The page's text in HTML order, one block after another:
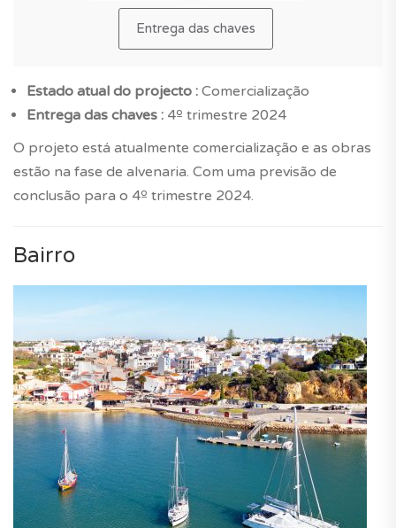
Entrega das chaves
Estado atual do projecto : Comercialização
Entrega das chaves : 4º trimestre 2024
O projeto está atualmente comercialização e as obras
estão na fase de alvenaria. Com uma previsão de
conclusão para o 4º trimestre 2024.
Bairro